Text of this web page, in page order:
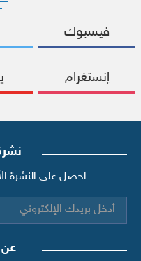
فيسبوك
إنستغرام
احصل على النشرة
عن